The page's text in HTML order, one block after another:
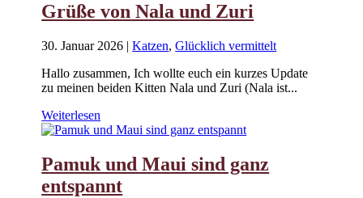
Grüße von Nala und Zuri
30. Januar 2026 |Katzen,Glücklich vermittelt
Hallo zusammen, Ich wollte euch ein kurzes Update
zu meinen beiden Kitten Nala und Zuri (Nala ist...
Weiterlesen
Pamuk und Maui sind ganz
entspannt